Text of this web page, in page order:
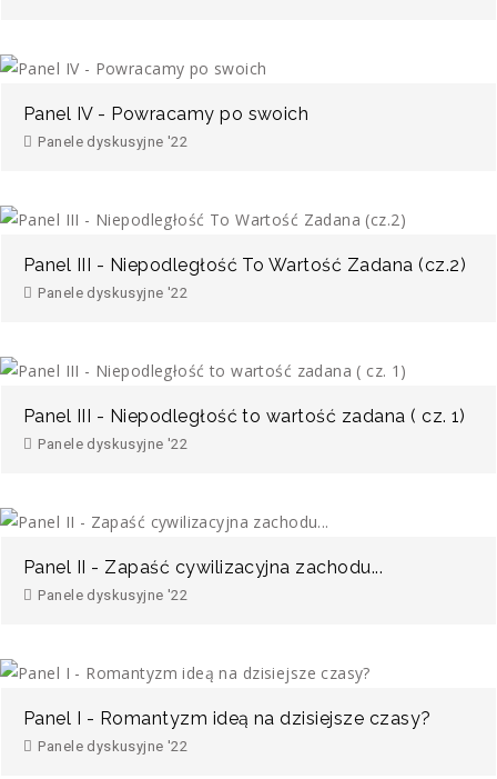
Panel IV - Powracamy po swoich
Panele dyskusyjne '22
Panel III - Niepodległość To Wartość Zadana (cz.2)
Panele dyskusyjne '22
Panel III - Niepodległość to wartość zadana ( cz. 1)
Panele dyskusyjne '22
Panel II - Zapaść cywilizacyjna zachodu...
Panele dyskusyjne '22
Panel I - Romantyzm ideą na dzisiejsze czasy?
Panele dyskusyjne '22